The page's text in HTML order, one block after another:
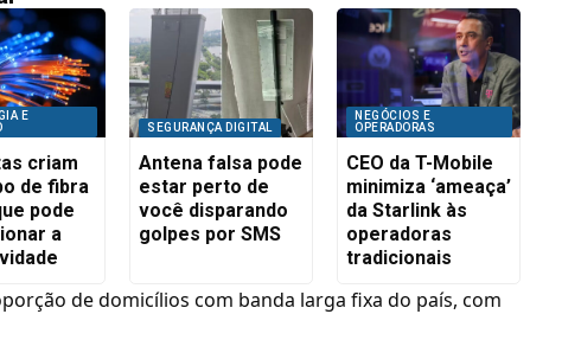
E
criam
de fibra
pode
a
SEGURANÇA DIGITAL
Antena falsa pode
estar perto de
você disparando
golpes por SMS
NEGÓCIOS E
OPERADORAS
CEO da T-Mobile
minimiza ‘ameaça’
da Starlink às
operadoras
tradicionais
de domicílios com banda larga fixa do país, com